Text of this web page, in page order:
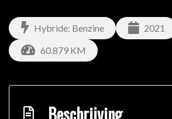
Hybride: Benzine 2021
60.879 KM
Beschrijving